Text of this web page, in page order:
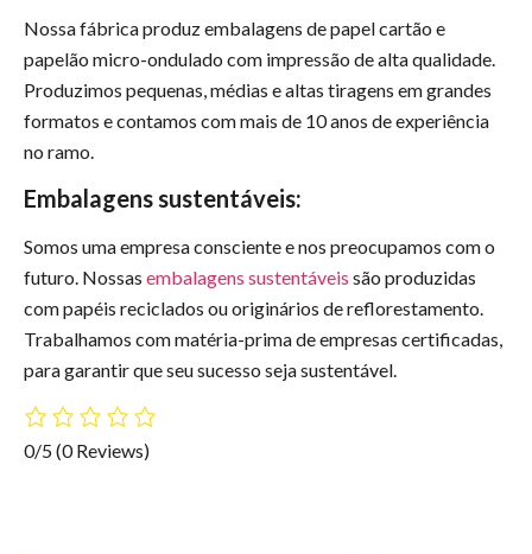
Nossa fábrica produz embalagens de papel cartão e
papelão micro-ondulado com impressão de alta qualidade.
Produzimos pequenas, médias e altas tiragens em grandes
formatos e contamos com mais de 10 anos de experiência
no ramo.
Embalagens sustentáveis:
Somos uma empresa consciente e nos preocupamos com o
futuro. Nossas embalagens sustentáveis são produzidas
com papéis reciclados ou originários de reflorestamento.
Trabalhamos com matéria-prima de empresas certificadas,
para garantir que seu sucesso seja sustentável.
0/5(0 Reviews)